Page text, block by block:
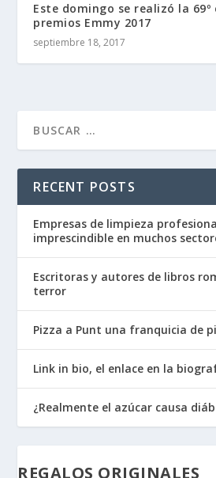
Este domingo se realizó la 69º
premios Emmy 2017
septiembre 18, 2017
RECENT POSTS
Empresas de limpieza
imprescindible en muchos
Escritoras y autores de libros
terror
Pizza a Punt una franquicia de
Link in bio, el enlace en la
¿Realmente el azúcar causa
REGALOS ORIGINALES